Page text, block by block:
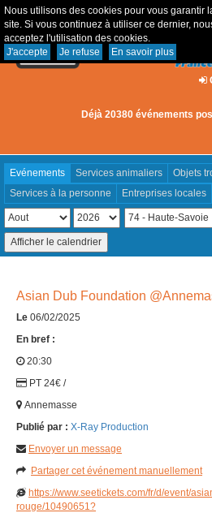
Nous utilisons des cookies pour vous garantir
site. Si vous continuez à utiliser ce dernier,
acceptez l'utilisation des cookies.
J'accepte
Je refuse En savoir plus
Déjà 20380 événements
Evénements Services animaliers Objets
Services à la personne
Entreprises locales
Asian Dub Foundation
Le 06/02/2025
En bref :
20:30
PT 24€ /
Annemasse
Publié par : X-Ray Production
Envoyer un message
Partager cet événement manuellement
https://www.seetickets.com/fr/d/event/
rouge/10490651?